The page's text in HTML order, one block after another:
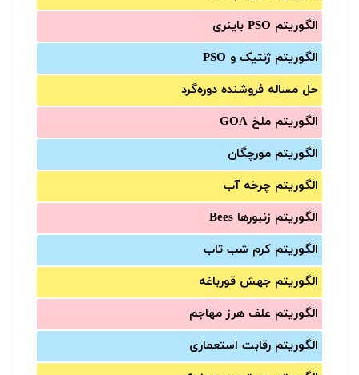
الگوریتم PSO باینری
الگوریتم ژنتیک و PSO
حل مساله فروشنده دوره‌گرد
الگوریتم ملخ GOA
الگوریتم مورچگان
الگوریتم چرخه آب
الگوریتم زنبورها Bees
الگوریتم کرم شب تاب
الگوریتم جهش قورباغه
الگوریتم علف هرز مهاجم
الگوریتم رقابت استعماری